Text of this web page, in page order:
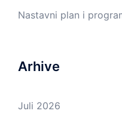
Nastavni plan i
Arhive
Juli 2026